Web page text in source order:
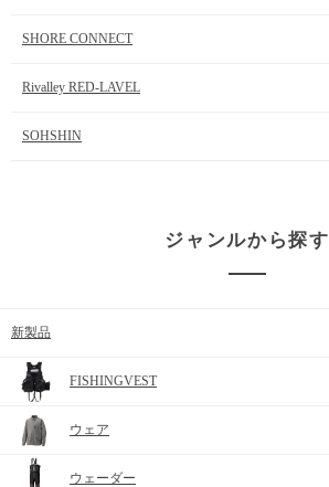
SHORE CONNECT
Rivalley RED-LAVEL
SOHSHIN
ジャンルから探す
新製品
FISHINGVEST
ウェア
ウェーダー